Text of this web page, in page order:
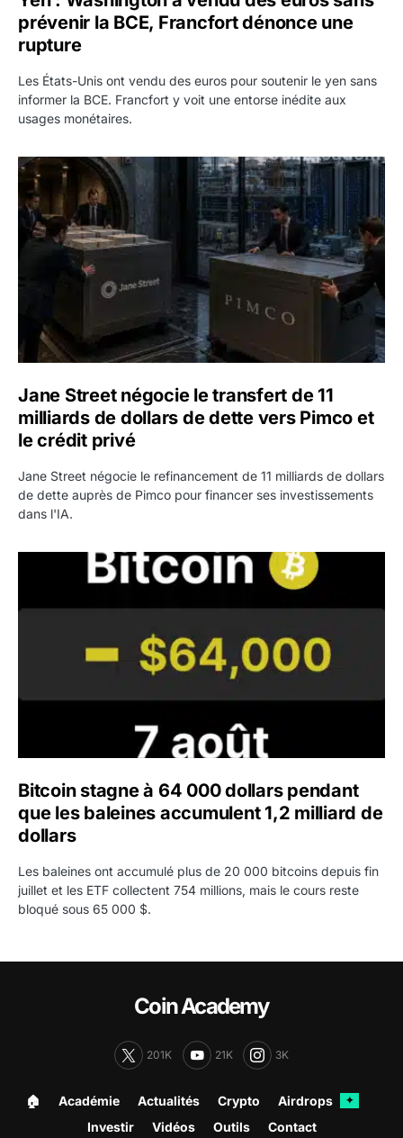
prévenir la BCE, Francfort dénonce une
rupture
Les États-Unis ont vendu des euros pour soutenir le yen sans
informer la BCE. Francfort y voit une entorse inédite aux
usages monétaires.
Jane Street négocie le transfert de 11 milliards de
Jane Street négocie le transfert de 11
milliards de dollars de dette vers Pimco et
le crédit privé
Jane Street négocie le refinancement de 11 milliards de dollars
de dette auprès de Pimco pour financer ses investissements
dans l'IA.
Bitcoin stagne à 64 000 dollars pendant que les
Bitcoin stagne à 64 000 dollars pendant
que les baleines accumulent 1,2 milliard de
dollars
Les baleines ont accumulé plus de 20 000 bitcoins depuis fin
juillet et les ETF collectent 754 millions, mais le cours reste
bloqué sous 65 000 $.
Coin Academy
201K 21K 3K
🏠︎ Académie Actualités Crypto Airdrops ✦
Investir Vidéos Outils Contact